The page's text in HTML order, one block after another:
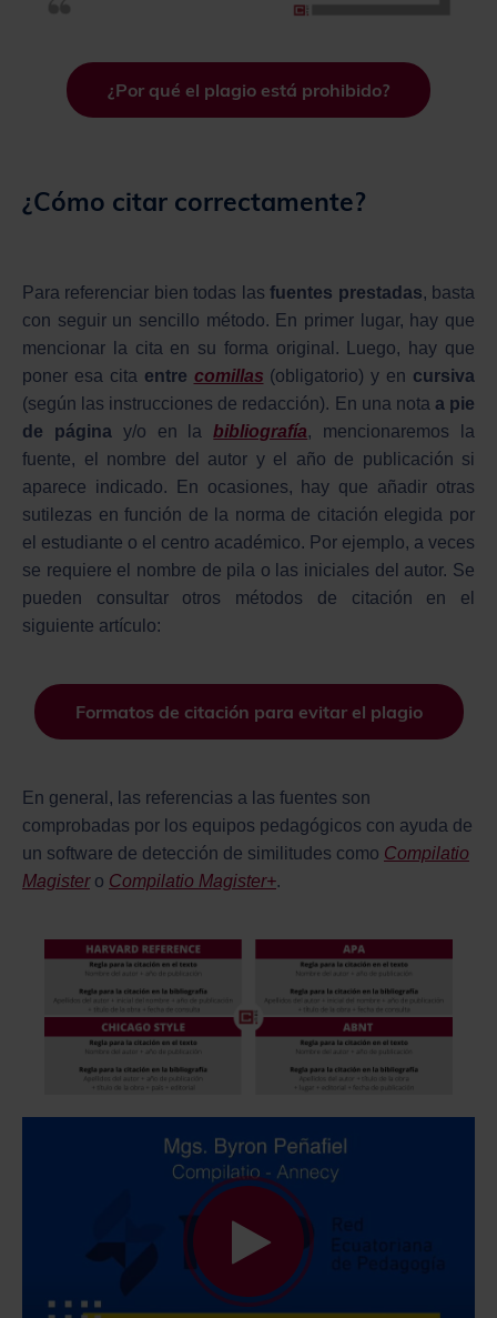
¿Por qué el plagio está prohibido?
¿Cómo citar correctamente?
Para referenciar bien todas lasfuentes prestadas, basta
con seguir un sencillo método. En primer lugar, hay que
mencionar la cita en su forma original. Luego, hay que
poner esa cita entre comillas (obligatorio) y en cursiva
(según las instrucciones de redacción). En una nota a pie
de páginay/o en labibliografía, mencionaremos la
fuente, el nombre del autor y el año de publicación si
aparece indicado. En ocasiones, hay que añadir otras
sutilezas en función de la norma de citación elegida por
el estudiante o el centro académico. Por ejemplo, a veces
se requiere el nombre de pila o las iniciales del autor. Se
pueden consultar otros métodos de citación en el
siguiente artículo:
Formatos de citación para evitar el plagio
En general, las referencias a las fuentes son
comprobadas por los equipos pedagógicos con ayuda de
un software de detección de similitudes como Compilatio
Magistero Compilatio Magister+.